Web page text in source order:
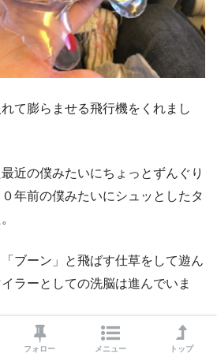
て膨らませる飛行機をくれまし
近の僕みたいにちょっとずんぐり
年前の僕みたいにシュッとしたタ
ブーン」と飛ばす仕草をして遊ん
ラーとしての洗脳は進んでいま
フォロー メニュー トップ